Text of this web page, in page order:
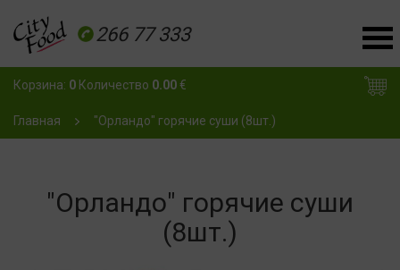
266 77 333
Корзина: 0 Количество 0.00€
Главная "Орландо" горячие суши (8шт.)
"Орландо" горячие суши
(8шт.)